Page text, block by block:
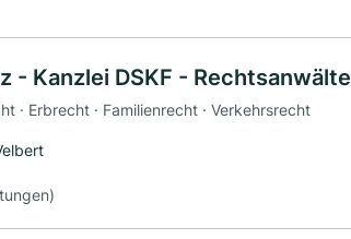
- Kanzlei DSKF - Rechtsanwälte
· Erbrecht · Familienrecht · Verkehrsrecht